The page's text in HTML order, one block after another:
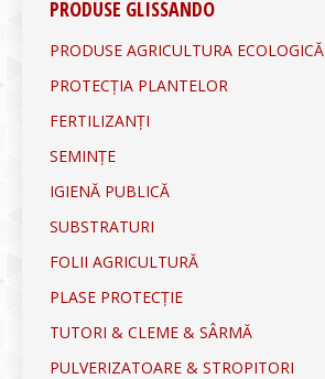
PRODUSE GLISSANDO
PRODUSE AGRICULTURA ECOLOGICĂ
PROTECȚIA PLANTELOR
FERTILIZANȚI
SEMINȚE
IGIENĂ PUBLICĂ
SUBSTRATURI
FOLII AGRICULTURĂ
PLASE PROTECȚIE
TUTORI & CLEME & SÂRMĂ
PULVERIZATOARE & STROPITORI